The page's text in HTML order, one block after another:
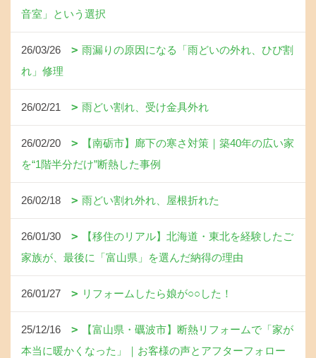
音室」という選択
26/03/26
雨漏りの原因になる「雨どいの外れ、ひび割
れ」修理
26/02/21 雨どい割れ、受け金具外れ
26/02/20
【南砺市】廊下の寒さ対策｜築40年の広い家
を“1階半分だけ”断熱した事例
26/02/18 雨どい割れ外れ、屋根折れた
26/01/30
【移住のリアル】北海道・東北を経験したご
家族が、最後に「富山県」を選んだ納得の理由
26/01/27 リフォームしたら娘が○○した！
25/12/16
【富山県・礪波市】断熱リフォームで「家が
本当に暖かくなった」｜お客様の声とアフターフォロー